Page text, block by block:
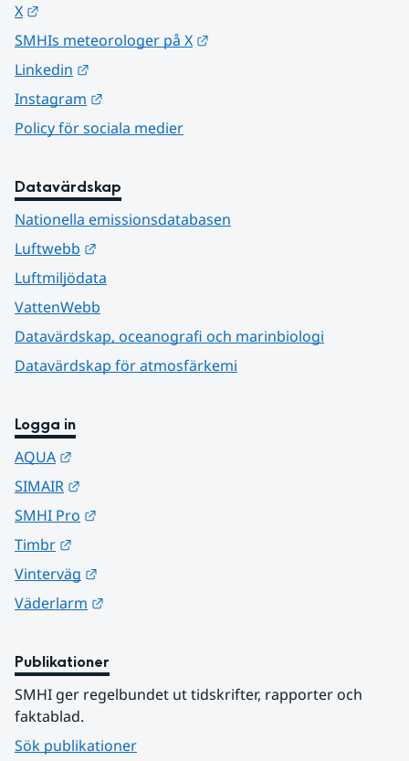
X
SMHIs meteorologer på X
Linkedin
Instagram
Policy för sociala medier
Datavärdskap
Nationella emissionsdatabasen
Luftwebb
Luftmiljödata
VattenWebb
Datavärdskap, oceanografi och marinbiologi
Datavärdskap för atmosfärkemi
Logga in
AQUA
SIMAIR
SMHI Pro
Timbr
Vinterväg
Väderlarm
Publikationer
SMHI ger regelbundet ut tidskrifter, rapporter och
faktablad.
Sök publikationer